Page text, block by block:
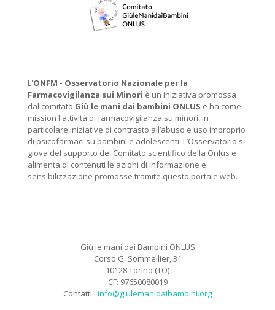
L'ONFM - Osservatorio Nazionale per la
Farmacovigilanza sui Minori è un iniziativa promossa
dal comitato Giù le mani dai bambini ONLUS e ha come
mission l'attività di farmacovigilanza su minori, in
particolare iniziative di contrasto all’abuso e uso improprio
di psicofarmaci su bambini e adolescenti. L’Osservatorio si
giova del supporto del Comitato scientifico della Onlus e
alimenta di contenuti le azioni di informazione e
sensibilizzazione promosse tramite questo portale web.
Giù le mani dai Bambini ONLUS
Corso G. Sommeilier, 31
10128 Torino (TO)
CF: 97650080019
Contatti : info@giulemanidaibambini.org